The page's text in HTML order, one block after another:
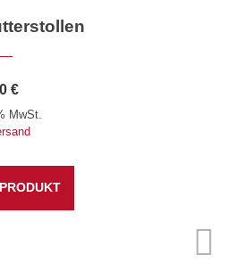
€
MwSt.